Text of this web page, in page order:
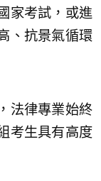
家考試，或進
、抗景氣循環
法律專業始終
考生具有高度